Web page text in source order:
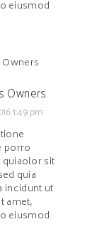
eiusmod
Owners
1:49 pm
porro
sit
quia
incidunt ut
amet,
eiusmod